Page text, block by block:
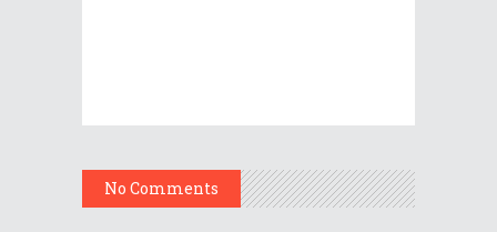
No Comments